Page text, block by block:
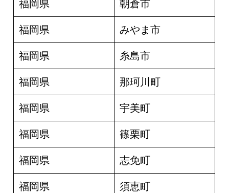
福岡県 朝倉市
福岡県 みやま市
福岡県 糸島市
福岡県 那珂川町
福岡県 宇美町
福岡県 篠栗町
福岡県 志免町
福岡県 須恵町